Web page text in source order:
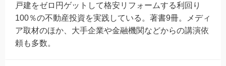
戸建をゼロ円ゲットして格安リフォームする利回り
100％の不動産投資を実践している。著書9冊。メディ
ア取材のほか、大手企業や金融機関などからの講演依
頼も多数。